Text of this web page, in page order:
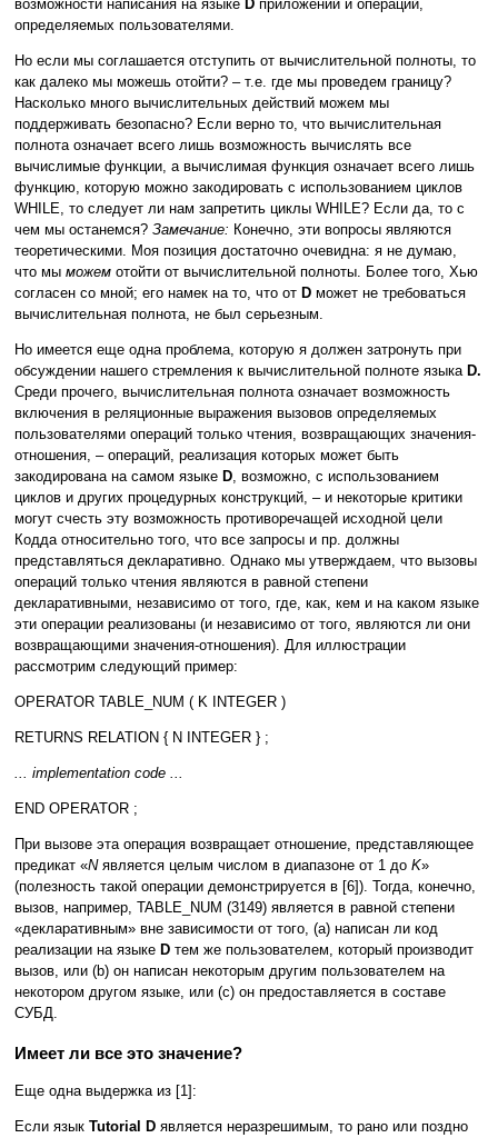
возможности написания на языке D приложений и операций,
определяемых пользователями.
Но если мы соглашается отступить от вычислительной полноты, то
как далеко мы можешь отойти? – т.е. где мы проведем границу?
Насколько много вычислительных действий можем мы
поддерживать безопасно? Если верно то, что вычислительная
полнота означает всего лишь возможность вычислять все
вычислимые функции, а вычислимая функция означает всего лишь
функцию, которую можно закодировать с использованием циклов
WHILE, то следует ли нам запретить циклы WHILE? Если да, то с
чем мы останемся? Замечание: Конечно, эти вопросы являются
теоретическими. Моя позиция достаточно очевидна: я не думаю,
что мы можем отойти от вычислительной полноты. Более того, Хью
согласен со мной; его намек на то, что от D может не требоваться
вычислительная полнота, не был серьезным.
Но имеется еще одна проблема, которую я должен затронуть при
обсуждении нашего стремления к вычислительной полноте языка D.
Среди прочего, вычислительная полнота означает возможность
включения в реляционные выражения вызовов определяемых
пользователями операций только чтения, возвращающих значения-
отношения, – операций, реализация которых может быть
закодирована на самом языке D, возможно, с использованием
циклов и других процедурных конструкций, – и некоторые критики
могут счесть эту возможность противоречащей исходной цели
Кодда относительно того, что все запросы и пр. должны
представляться декларативно. Однако мы утверждаем, что вызовы
операций только чтения являются в равной степени
декларативными, независимо от того, где, как, кем и на каком языке
эти операции реализованы (и независимо от того, являются ли они
возвращающими значения-отношения). Для иллюстрации
рассмотрим следующий пример:
OPERATOR TABLE_NUM ( K INTEGER )
RETURNS RELATION { N INTEGER } ;
... implementation code ...
END OPERATOR ;
При вызове эта операция возвращает отношение, представляющее
предикат «N является целым числом в диапазоне от 1 до K»
(полезность такой операции демонстрируется в [6]). Тогда, конечно,
вызов, например, TABLE_NUM (3149) является в равной степени
«декларативным» вне зависимости от того, (a) написан ли код
реализации на языке D тем же пользователем, который производит
вызов, или (b) он написан некоторым другим пользователем на
некотором другом языке, или (c) он предоставляется в составе
СУБД.
Имеет ли все это значение?
Еще одна выдержка из [1]:
Если язык Tutorial D является неразрешимым, то рано или поздно